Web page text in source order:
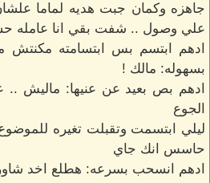
جاهزه وكمان جبت هديه لماما علشان
علي وصول .. شفت بقي انا عامله
ادهم ابتسم بس ابتسامته مكنتش
بسهوله: مالك !
ادهم بص بعيد عن عنيها: ماليش ..
الجوع
ليلي ابتسمت وتقبلت تغيره
حاسس انك جاي
ادهم انسحب بسرعه: هطلع اخد